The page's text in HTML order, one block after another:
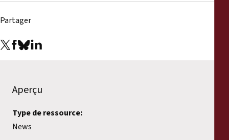
Partager
Aperçu
Type de ressource:
News